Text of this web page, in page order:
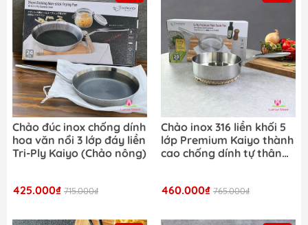
Chảo đúc inox chống dính
hoa văn nổi 3 lớp đáy liền
Tri-Ply Kaiyo (Chảo nông)
425.000₫ 715.000₫
Chảo inox 316 liền khối 5
lớp Premium Kaiyo thành
cao chống dính tự thân
460.000₫ 765.000₫